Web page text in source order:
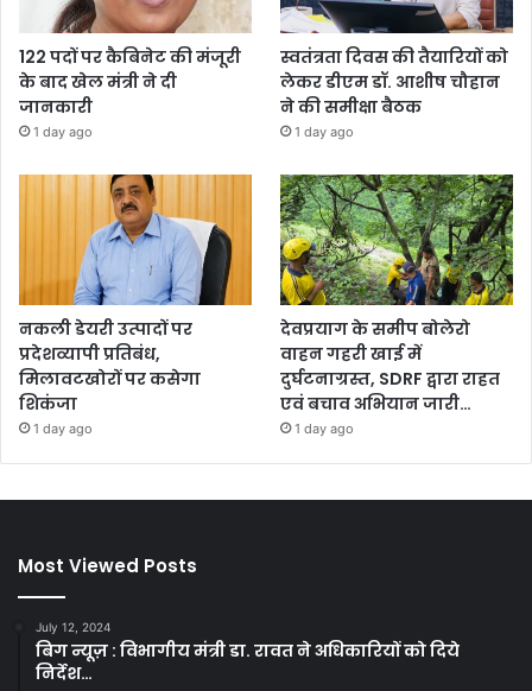
122 पदों पर कैबिनेट की मंजूरी
के बाद खेल मंत्री ने दी
जानकारी
1 day ago
स्वतंत्रता दिवस की तैयारियों को
लेकर डीएम डॉ. आशीष चौहान
ने की समीक्षा बैठक
1 day ago
नकली डेयरी उत्पादों पर
प्रदेशव्यापी प्रतिबंध,
मिलावटखोरों पर कसेगा
शिकंजा
1 day ago
देवप्रयाग के समीप बोलेरो
वाहन गहरी खाई में
दुर्घटनाग्रस्त, SDRF द्वारा राहत
एवं बचाव अभियान जारी…
1 day ago
Most Viewed Posts
July 12, 2024
बिग न्यूज़ : विभागीय मंत्री डा. रावत ने अधिकारियों को दिये
निर्देश…